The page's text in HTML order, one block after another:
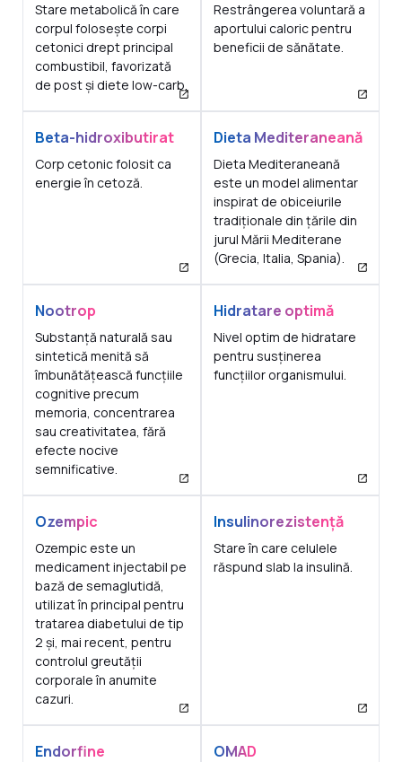
Stare metabolică în care
corpul folosește corpi
cetonici drept principal
combustibil, favorizată
de post și diete low-carb.
Restrângerea voluntară a
aportului caloric pentru
beneficii de sănătate.
Beta-hidroxibutirat
Corp cetonic folosit ca
energie în cetoză.
Dieta Mediteraneană
Dieta Mediteraneană
este un model alimentar
inspirat de obiceiurile
tradiționale din țările din
jurul Mării Mediterane
(Grecia, Italia, Spania).
Nootrop
Substanță naturală sau
sintetică menită să
îmbunătățească funcțiile
cognitive precum
memoria, concentrarea
sau creativitatea, fără
efecte nocive
semnificative.
Hidratare optimă
Nivel optim de hidratare
pentru susținerea
funcțiilor organismului.
Ozempic
Ozempic este un
medicament injectabil pe
bază de semaglutidă,
utilizat în principal pentru
tratarea diabetului de tip
2 și, mai recent, pentru
controlul greutății
corporale în anumite
cazuri.
Insulinorezistență
Stare în care celulele
răspund slab la insulină.
Endorfine OMAD